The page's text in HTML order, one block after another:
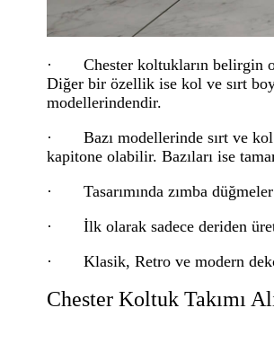
· Chester koltukların belirgin
Diğer bir özellik ise kol ve sırt
modellerindendir.
· Bazı modellerinde sırt ve kol
kapitone olabilir. Bazıları ise
· Tasarımında zımba
· İlk olarak sadece deriden
· Klasik, Retro ve modern
Chester Koltuk Takımı